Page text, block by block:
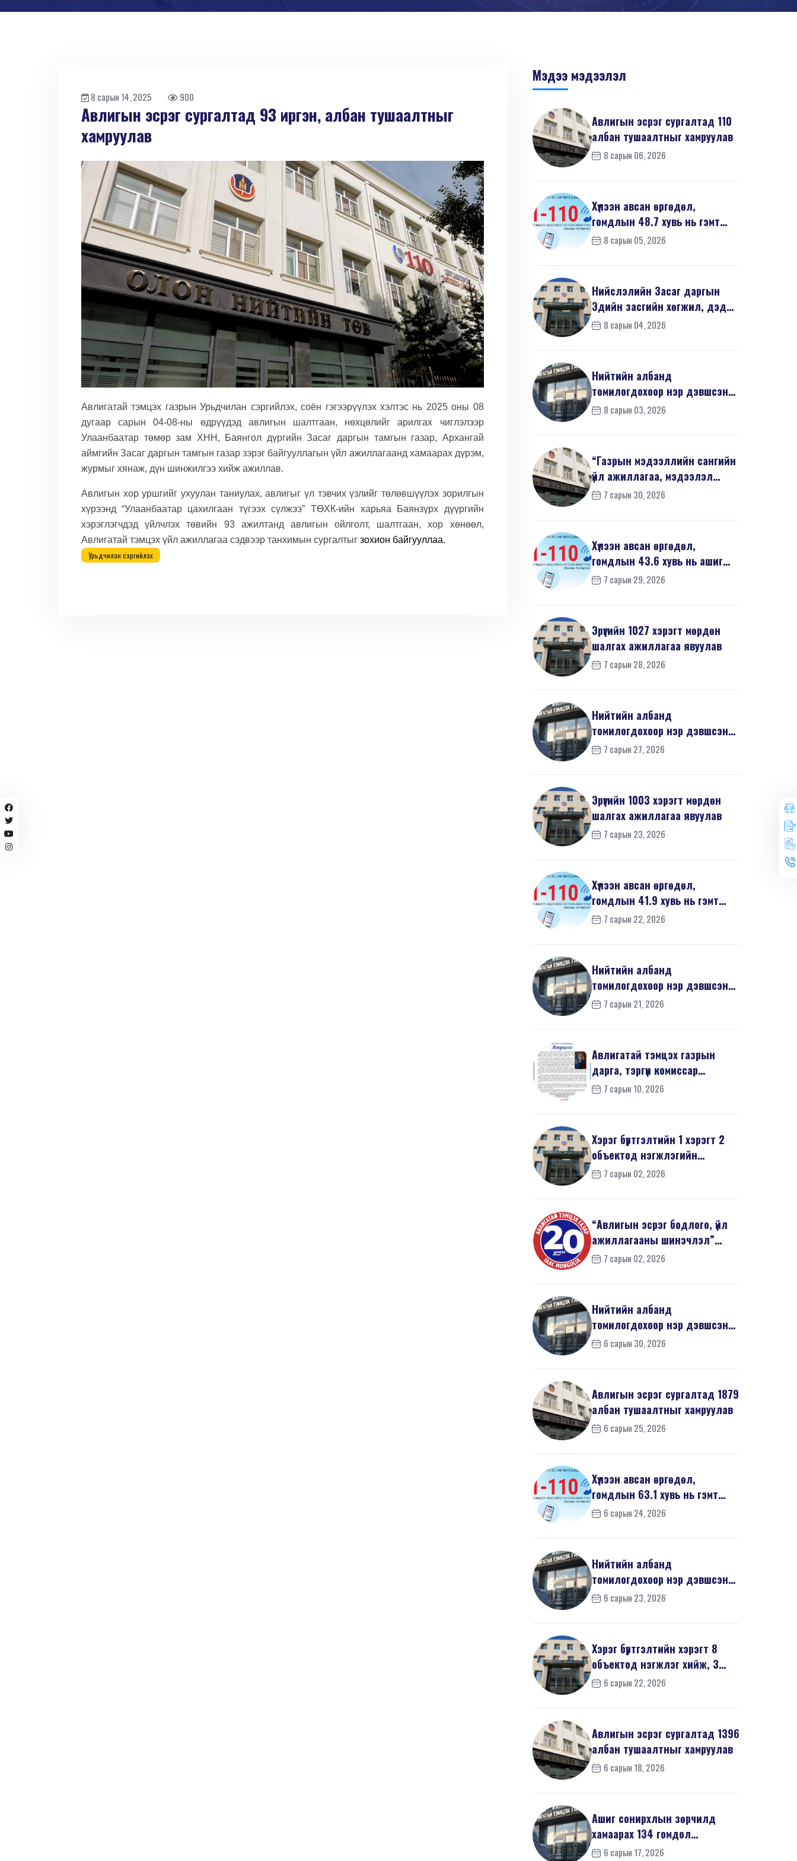
8 сарын 14, 2025 900
Авлигын эсрэг сургалтад 93 иргэн, албан тушаалтныг
хамруулав
Авлигатай тэмцэх газрын Урьдчилан сэргийлэх, соён гэгээрүүлэх хэлтэс нь 2025 оны 08
дугаар сарын 04-08-ны өдрүүдэд авлигын шалтгаан, нөхцөлийг арилгах чиглэлээр
Улаанбаатар төмөр зам ХНН, Баянгол дүргийн Засаг даргын тамгын газар, Архангай
аймгийн Засаг даргын тамгын газар зэрэг байгууллагын үйл ажиллагаанд хамаарах дүрэм,
журмыг хянаж, дүн шинжилгээ хийж ажиллав.
Авлигын хор уршгийг ухуулан таниулах, авлигыг үл тэвчих үзлийг төлөвшүүлэх зорилгын
хүрээнд “Улаанбаатар цахилгаан түгээх сүлжээ” ТӨХК-ийн харьяа Баянзүрх дүүргийн
хэрэглэгчдэд үйлчлэх төвийн 93 ажилтанд авлигын ойлголт, шалтгаан, хор хөнөөл,
Авлигатай тэмцэх үйл ажиллагаа сэдвээр танхимын сургалтыг зохион байгууллаа.
Урьдчилан сэргийлэх
Мэдээ мэдээлэл
Авлигын эсрэг сургалтад 110
албан тушаалтныг хамруулав
8 сарын 06, 2026
Хүлээн авсан өргөдөл,
гомдлын 48.7 хувь нь гэмт
хэргийн шинжтэй байв
8 сарын 05, 2026
Нийслэлийн Засаг даргын
Эдийн засгийн хөгжил, дэд
бүтцийн асуудал хари...
8 сарын 04, 2026
Нийтийн албанд
томилогдохоор нэр дэвшсэн
405 иргэний урьдчилсан
8 сарын 03, 2026
“Газрын мэдээллийн сангийн
үйл ажиллагаа, мэдээлэл
солилцооны журам”-...
7 сарын 30, 2026
Хүлээн авсан өргөдөл,
гомдлын 43.6 хувь нь ашиг
сонирхлын зөрчилтэй х...
7 сарын 29, 2026
Эрүүгийн 1027 хэрэгт мөрдөн
шалгах ажиллагаа явуулав
7 сарын 28, 2026
Нийтийн албанд
томилогдохоор нэр дэвшсэн
405 иргэний урьдчилсан
7 сарын 27, 2026
Эрүүгийн 1003 хэрэгт мөрдөн
шалгах ажиллагаа явуулав
7 сарын 23, 2026
Хүлээн авсан өргөдөл,
гомдлын 41.9 хувь нь гэмт
хэргийн шинжтэй байв
7 сарын 22, 2026
Нийтийн албанд
томилогдохоор нэр дэвшсэн
370 иргэний урьдчилсан
7 сарын 21, 2026
Авлигатай тэмцэх газрын
дарга, тэргүүн комиссар
З.Дашдаваагийн мэндчил...
7 сарын 10, 2026
Хэрэг бүртгэлтийн 1 хэрэгт 2
объектод нэгжлэгийн
ажиллагаа явуулав
7 сарын 02, 2026
“Авлигын эсрэг бодлого, үйл
ажиллагааны шинэчлэл”
эрдэм шинжилгээний б...
7 сарын 02, 2026
Нийтийн албанд
томилогдохоор нэр дэвшсэн
668 иргэний урьдчилсан
6 сарын 30, 2026
Авлигын эсрэг сургалтад 1879
албан тушаалтныг хамруулав
6 сарын 25, 2026
Хүлээн авсан өргөдөл,
гомдлын 63.1 хувь нь гэмт
хэргийн шинжтэй байв
6 сарын 24, 2026
Нийтийн албанд
томилогдохоор нэр дэвшсэн
468 иргэний урьдчилсан
6 сарын 23, 2026
Хэрэг бүртгэлтийн хэрэгт 8
объектод нэгжлэг хийж, 3
хүнийг хойшлуулшг...
6 сарын 22, 2026
Авлигын эсрэг сургалтад 1396
албан тушаалтныг хамруулав
6 сарын 18, 2026
Ашиг сонирхлын зөрчилд
хамаарах 134 гомдол
мэдээллийг шалгав
6 сарын 17, 2026